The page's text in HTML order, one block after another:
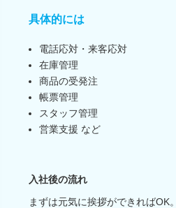
具体的には
電話応対・来客応対
在庫管理
商品の受発注
帳票管理
スタッフ管理
営業支援 など
入社後の流れ
まずは元気に挨拶ができればOK